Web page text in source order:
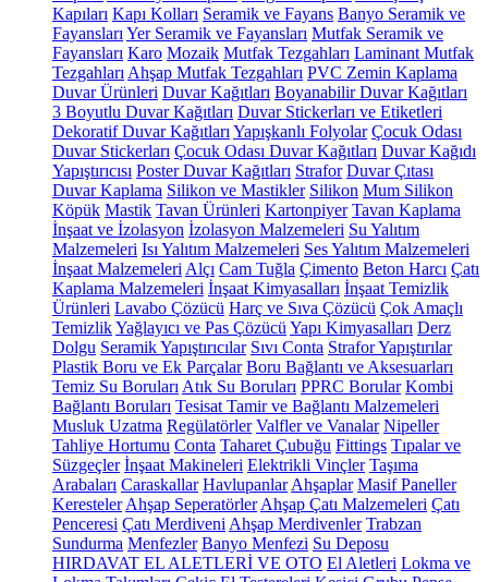
Kapıları Kapı Kolları Seramik ve Fayans Banyo Seramik ve
Fayansları Yer Seramik ve Fayansları Mutfak Seramik ve
Fayansları Karo Mozaik Mutfak Tezgahları Laminant Mutfak
Tezgahları Ahşap Mutfak Tezgahları PVC Zemin Kaplama
Duvar Ürünleri Duvar Kağıtları Boyanabilir Duvar Kağıtları
3 Boyutlu Duvar Kağıtları Duvar Stickerları ve Etiketleri
Dekoratif Duvar Kağıtları Yapışkanlı Folyolar Çocuk Odası
Duvar Stickerları Çocuk Odası Duvar Kağıtları Duvar Kağıdı
Yapıştırıcısı Poster Duvar Kağıtları Strafor Duvar Çıtası
Duvar Kaplama Silikon ve Mastikler Silikon Mum Silikon
Köpük Mastik Tavan Ürünleri Kartonpiyer Tavan Kaplama
İnşaat ve İzolasyon İzolasyon Malzemeleri Su Yalıtım
Malzemeleri Isı Yalıtım Malzemeleri Ses Yalıtım Malzemeleri
İnşaat Malzemeleri Alçı Cam Tuğla Çimento Beton Harcı Çatı
Kaplama Malzemeleri İnşaat Kimyasalları İnşaat Temizlik
Ürünleri Lavabo Çözücü Harç ve Sıva Çözücü Çok Amaçlı
TemizlikYağlayıcı ve Pas Çözücü Yapı Kimyasalları Derz
Dolgu Seramik Yapıştırıcılar Sıvı Conta Strafor Yapıştırılar
Plastik Boru ve Ek Parçalar Boru Bağlantı ve Aksesuarları
Temiz Su Boruları Atık Su Boruları PPRC Borular Kombi
Bağlantı Boruları Tesisat Tamir ve Bağlantı Malzemeleri
Musluk Uzatma Regülatörler Valfler ve Vanalar Nipeller
Tahliye Hortumu Conta Taharet Çubuğu Fittings Tıpalar ve
Süzgeçler İnşaat Makineleri Elektrikli Vinçler Taşıma
Arabaları Caraskallar Havlupanlar Ahşaplar Masif Paneller
Keresteler Ahşap Seperatörler Ahşap Çatı Malzemeleri Çatı
Penceresi Çatı Merdiveni Ahşap Merdivenler Trabzan
Sundurma Menfezler Banyo Menfezi Su Deposu
HIRDAVAT EL ALETLERİ VE OTO El Aletleri Lokma ve